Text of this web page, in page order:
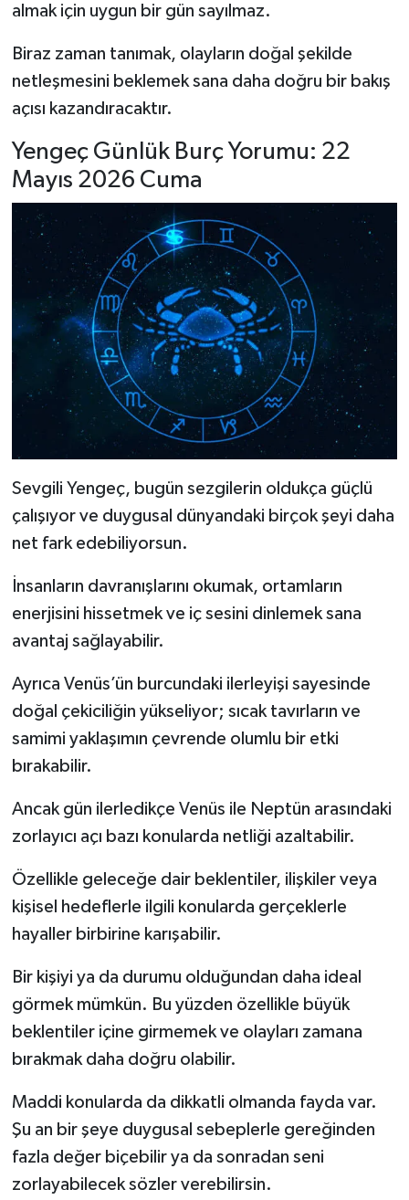
almak için uygun bir gün sayılmaz.
Biraz zaman tanımak, olayların doğal şekilde
netleşmesini beklemek sana daha doğru bir bakış
açısı kazandıracaktır.
Yengeç Günlük Burç Yorumu: 22
Mayıs 2026 Cuma
Sevgili Yengeç, bugün sezgilerin oldukça güçlü
çalışıyor ve duygusal dünyandaki birçok şeyi daha
net fark edebiliyorsun.
İnsanların davranışlarını okumak, ortamların
enerjisini hissetmek ve iç sesini dinlemek sana
avantaj sağlayabilir.
Ayrıca Venüs’ün burcundaki ilerleyişi sayesinde
doğal çekiciliğin yükseliyor; sıcak tavırların ve
samimi yaklaşımın çevrende olumlu bir etki
bırakabilir.
Ancak gün ilerledikçe Venüs ile Neptün arasındaki
zorlayıcı açı bazı konularda netliği azaltabilir.
Özellikle geleceğe dair beklentiler, ilişkiler veya
kişisel hedeflerle ilgili konularda gerçeklerle
hayaller birbirine karışabilir.
Bir kişiyi ya da durumu olduğundan daha ideal
görmek mümkün. Bu yüzden özellikle büyük
beklentiler içine girmemek ve olayları zamana
bırakmak daha doğru olabilir.
Maddi konularda da dikkatli olmanda fayda var.
Şu an bir şeye duygusal sebeplerle gereğinden
fazla değer biçebilir ya da sonradan seni
zorlayabilecek sözler verebilirsin.